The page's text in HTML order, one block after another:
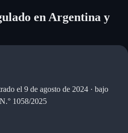
en Argentina y
el 9 de agosto de 2024 · bajo
1058/2025